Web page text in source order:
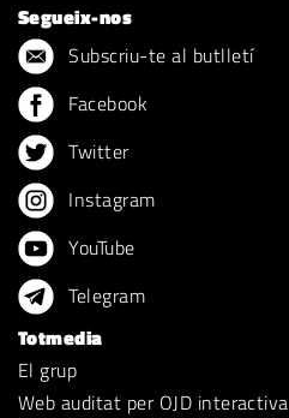
Segueix-nos
Subscriu-te al butlletí
Facebook
Twitter
Instagram
YouTube
Telegram
Totmedia
El grup
Web auditat per OJD interactiva